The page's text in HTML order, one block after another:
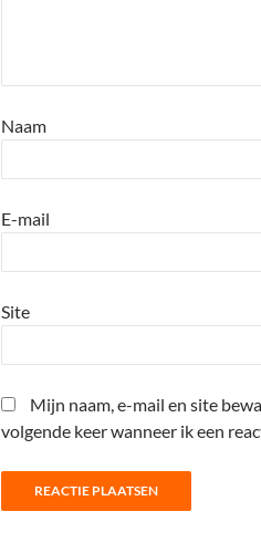
Naam
E-mail
Site
Mijn naam, e-mail en site
volgende keer wanneer ik een